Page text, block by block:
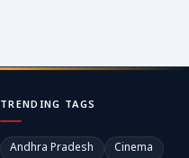
TRENDING TAGS
Andhra Pradesh
Cinema